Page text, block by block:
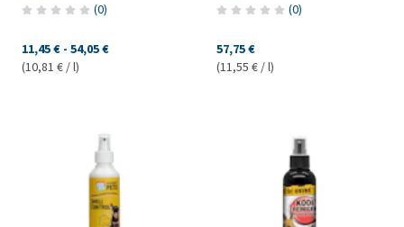
(0)
11,45 € - 54,05 €
(10,81 € / l)
(0)
57,75 €
(11,55 € / l)